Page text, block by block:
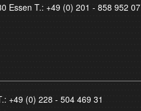
Essen T.: +49 (0) 201 - 858 952 07
+49 (0) 228 - 504 469 31